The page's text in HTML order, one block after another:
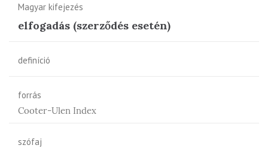
Magyar kifejezés
elfogadás (szerződés esetén)
definíció
forrás
Cooter-Ulen Index
szófaj